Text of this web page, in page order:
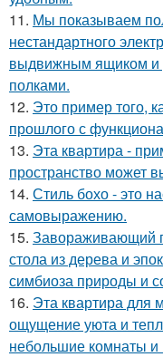
11. Мы показываем
нестандартного
выдвижным ящиком и
полками.
12. Это пример того,
прошлого с
13. Эта квартира -
пространство может
14. Стиль бохо - это
самовыражению.
15. Завораживающий
стола из дерева и
симбиоза природы и
16. Эта квартира для
ощущение уюта и
небольшие комнаты и